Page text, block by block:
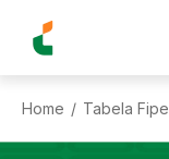
Home / Tabela Fipe